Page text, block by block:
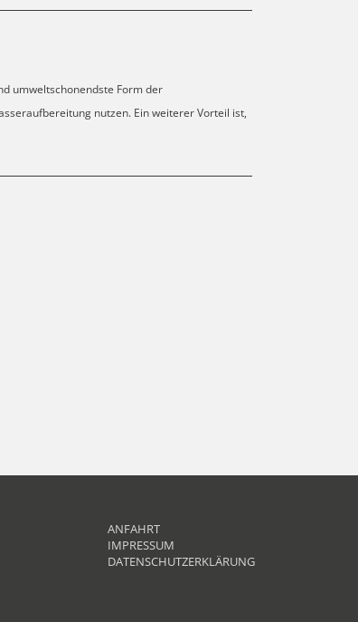
umweltschonendste Form der
nutzen. Ein weiterer Vorteil ist,
ANFAHRT
IMPRESSUM
DATENSCHUTZERKLÄRUNG